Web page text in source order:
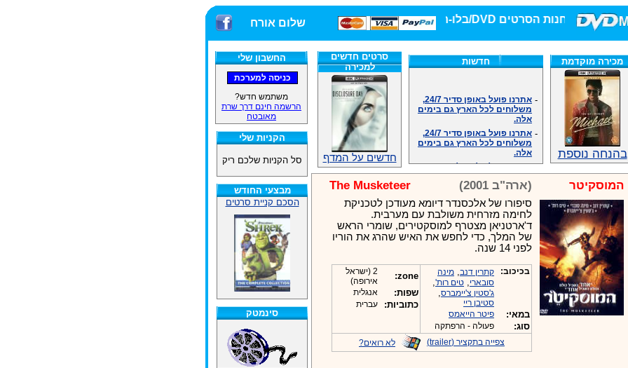
חנות הסרטים DVD/בלו-ריי/3D הגדולה ביותר! שלום אורח
החשבון שלי
משתמש חדש?
הרשמה חינם דרך שרת
מאובטח
הקניות שלי
סל הקניות שלכם ריק
מבצעי החודש
הסכם קניית סרטים
סינמטק
מכירה מוקדמת
בהנחה נוספת
חדשות
משלוחים לכל הארץ גם בימים
אלה.
משלוחים לכל הארץ גם בימים
אלה.
אנחנו כאן לכול שאלה וזמינים
במענה הטלפוני שלנו.ובמייל
.האתר לרשותכם פעיל 24/7
מענה טלפוני: 09-7652392
צוות דיוידי מאסטר ישיר.
זמינים במייל ובטלפון. האתר
לרשותכם פעיל 24/7
צוות דיוידי מאסטר ישיר.
במענה הטלפוני שלנו.ובמייל
.האתר לרשותכם 24/7
מענה טלפוני: 09-7652392
צוות דיוידי מאסטר ישיר.
סרטים חדשים
למכירה
חדשים על המדף
המוסקיטר (ארה"ב 2001) The Musketeer
סיפורו של אלכסנדר דיומא מעודכן לטכניקת
לחימה מזרחית משולבת עם מערבית.
ד'ארטניאן מצטרף למוסקטירים, שומרי הראש
של המלך, כדי לחפש את האיש שהרג את הוריו
לפני 14 שנה.
בכיכוב: קתרין דנב, מינה
סובארי, טים רות',
ג'סטין צ'יימברס,
סטיבן ריי
במאי: פיטר הייאמס
סוג: פעולה - הרפתקה
zone:
2 (ישראל
אירופה)
שפות: אנגלית
כתוביות: עברית
צפייה בתקציר (trailer) לא רואים?